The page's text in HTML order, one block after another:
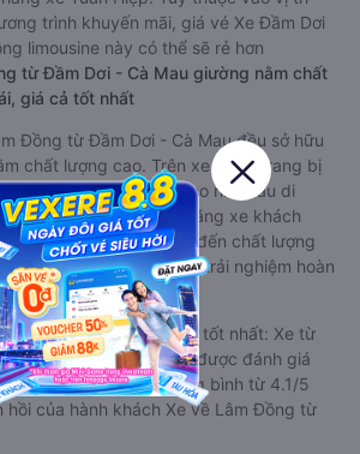
trình khuyến mãi, giá vé Xe Đầm Dơi
limousine này có thể sẽ rẻ hơn
từ Đầm Dơi - Cà Mau giường nằm chất
giá cả tốt nhất
Đồng từ Đầm Dơi - Cà Mau đều sở hữu
chất lượng cao. Trên xe được trang bị
bị hiện đại phục vụ cho nhu cầu di
Bên cạnh đó, các hãng xe khách
Đồng luôn chú trọng đến chất lượng
cải thiện để mang đến trải nghiệm hoàn
Lâm Đồng giường nằm tốt nhất: Xe từ
Lâm Đồng giường nằm được đánh giá
với điểm đánh giá trung bình từ 4.1/5
hồi của hành khách Xe về Lâm Đồng từ